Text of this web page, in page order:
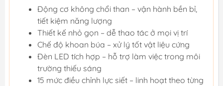
Động cơ không chổi than – vận hành bền bỉ,
tiết kiệm năng lượng
Thiết kế nhỏ gọn – dễ thao tác ở mọi vị trí
Chế độ khoan búa – xử lý tốt vật liệu cứng
Đèn LED tích hợp – hỗ trợ làm việc trong môi
trường thiếu sáng
15 mức điều chỉnh lực siết – linh hoạt theo từng